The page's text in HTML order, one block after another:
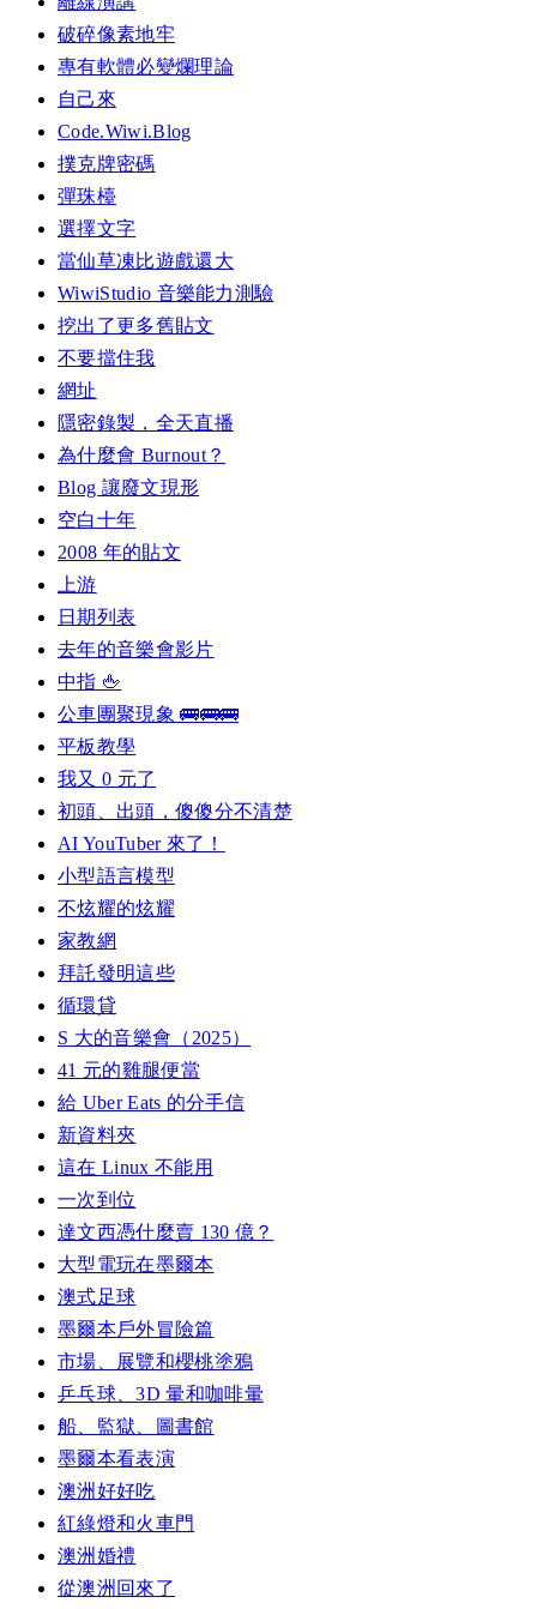
破碎像素地牢
專有軟體必變爛理論
自己來
Code.Wiwi.Blog
撲克牌密碼
彈珠檯
選擇文字
當仙草凍比遊戲還大
WiwiStudio 音樂能力測驗
挖出了更多舊貼文
不要擋住我
網址
隱密錄製，全天直播
為什麼會 Burnout？
Blog 讓廢文現形
空白十年
2008 年的貼文
上游
日期列表
去年的音樂會影片
中指 🖕
公車團聚現象 🚌🚌🚌
平板教學
我又 0 元了
初頭、出頭，傻傻分不清楚
AI YouTuber 來了！
小型語言模型
不炫耀的炫耀
家教網
拜託發明這些
循環貸
S 大的音樂會（2025）
41 元的雞腿便當
給 Uber Eats 的分手信
新資料夾
這在 Linux 不能用
一次到位
達文西憑什麼賣 130 億？
大型電玩在墨爾本
澳式足球
墨爾本戶外冒險篇
市場、展覽和櫻桃塗鴉
乒乓球、3D 暈和咖啡暈
船、監獄、圖書館
墨爾本看表演
澳洲好好吃
紅綠燈和火車門
澳洲婚禮
從澳洲回來了